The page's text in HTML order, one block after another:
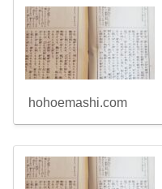
hohoemashi.com